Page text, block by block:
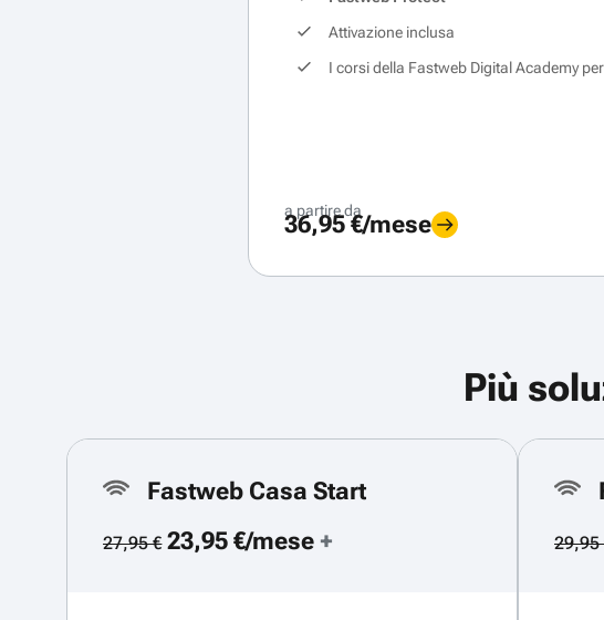
Attivazione inclusa
I corsi della Fastweb Digital Academy
a partire da
36,95 €/mese
Più
Fastweb Casa Start
27,95 €23,95 €/mese + 29,95